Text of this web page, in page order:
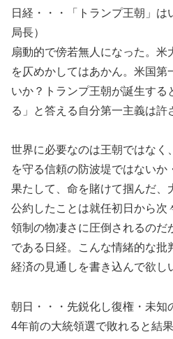
日経・・・「トランプ王朝」は
局長）
扇動的で傍若無人になった。米
を仄めかしてはあかん。米国第
いか？トランプ王朝が誕生する
る」と答える自分第一主義は許
世界に必要なのは王朝ではなく
を守る信頼の防波堤ではないか
果たして、命を賭けて掴んだ、
公約したことは就任初日から次
領制の物凄さに圧倒されるのだ
である日経。こんな情緒的な批
経済の見通しを書き込んで欲し
朝日・・・先鋭化し復権・未知
4年前の大統領選で敗れると結